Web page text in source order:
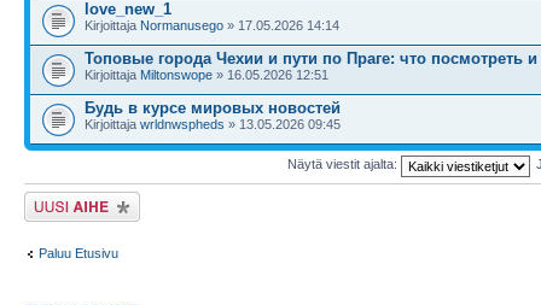
love_new_1
Kirjoittaja Normanusego » 17.05.2026 14:14
Топовые города Чехии и пути по Праге: что посмотреть
Kirjoittaja Miltonswope » 16.05.2026 12:51
Будь в курсе мировых новостей
Kirjoittaja wrldnwspheds » 13.05.2026 09:45
Näytä viestit ajalta:
Lähetä uusi viesti
Paluu Etusivu